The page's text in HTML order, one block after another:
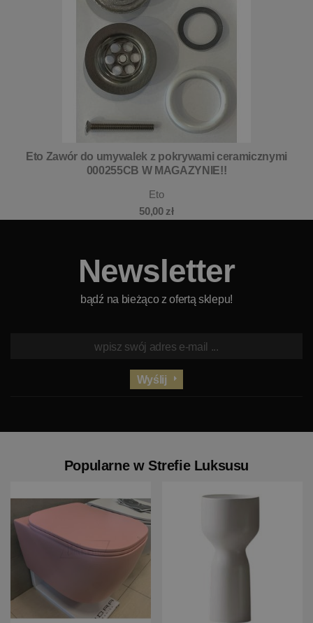
Eto Zawór do umywalek z pokrywami ceramicznymi
000255CB W MAGAZYNIE!!
Eto
50,00 zł
Newsletter
bądź na bieżąco z ofertą sklepu!
Wyślij
Popularne w Strefie Luksusu